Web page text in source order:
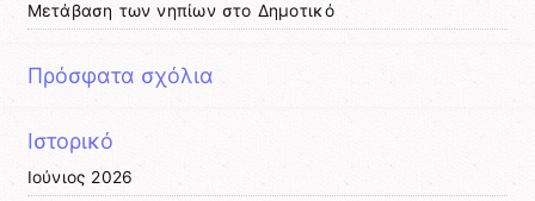
Μετάβαση των νηπίων στο Δημοτικό
Πρόσφατα σχόλια
Ιστορικό
Ιούνιος 2026